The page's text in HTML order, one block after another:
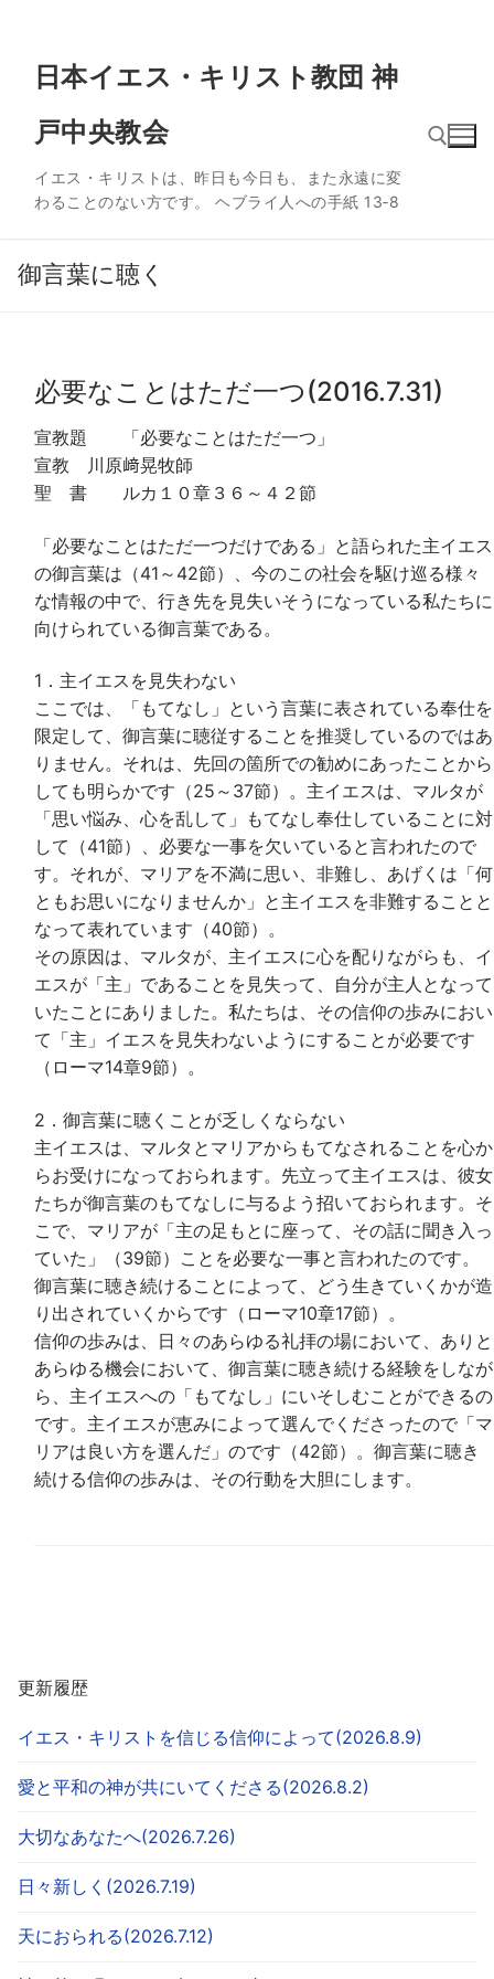
日本イエス・キリスト教団 神
戸中央教会
イエス・キリストは、昨日も今日も、また永遠に変
わることのない方です。 ヘブライ人への手紙 13‐8
御言葉に聴く
必要なことはただ一つ(2016.7.31)
宣教題 「必要なことはただ一つ」
宣教 川原﨑晃牧師
聖 書 ルカ１０章３６～４２節
「必要なことはただ一つだけである」と語られた主イエス
の御言葉は（41～42節）、今のこの社会を駆け巡る様々
な情報の中で、行き先を見失いそうになっている私たちに
向けられている御言葉である。
1．主イエスを見失わない
ここでは、「もてなし」という言葉に表されている奉仕を
限定して、御言葉に聴従することを推奨しているのではあ
りません。それは、先回の箇所での勧めにあったことから
しても明らかです（25～37節）。主イエスは、マルタが
「思い悩み、心を乱して」もてなし奉仕していることに対
して（41節）、必要な一事を欠いていると言われたので
す。それが、マリアを不満に思い、非難し、あげくは「何
ともお思いになりませんか」と主イエスを非難することと
なって表れています（40節）。
その原因は、マルタが、主イエスに心を配りながらも、イ
エスが「主」であることを見失って、自分が主人となって
いたことにありました。私たちは、その信仰の歩みにおい
て「主」イエスを見失わないようにすることが必要です
（ローマ14章9節）。
2．御言葉に聴くことが乏しくならない
主イエスは、マルタとマリアからもてなされることを心か
らお受けになっておられます。先立って主イエスは、彼女
たちが御言葉のもてなしに与るよう招いておられます。そ
こで、マリアが「主の足もとに座って、その話に聞き入っ
ていた」（39節）ことを必要な一事と言われたのです。
御言葉に聴き続けることによって、どう生きていくかが造
り出されていくからです（ローマ10章17節）。
信仰の歩みは、日々のあらゆる礼拝の場において、ありと
あらゆる機会において、御言葉に聴き続ける経験をしなが
ら、主イエスへの「もてなし」にいそしむことができるの
です。主イエスが恵みによって選んでくださったので「マ
リアは良い方を選んだ」のです（42節）。御言葉に聴き
続ける信仰の歩みは、その行動を大胆にします。
更新履歴
イエス・キリストを信じる信仰によって(2026.8.9)
愛と平和の神が共にいてくださる(2026.8.2)
大切なあなたへ(2026.7.26)
日々新しく(2026.7.19)
天におられる(2026.7.12)